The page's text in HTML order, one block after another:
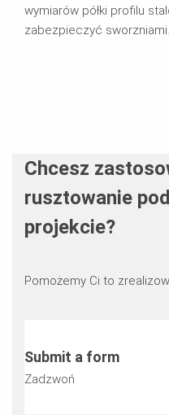
wymiarów półki profilu
zabezpieczyć sworzniami.
Chcesz
rusztowanie
projekcie?
Pomożemy Ci to
Submit a form
Zadzwoń